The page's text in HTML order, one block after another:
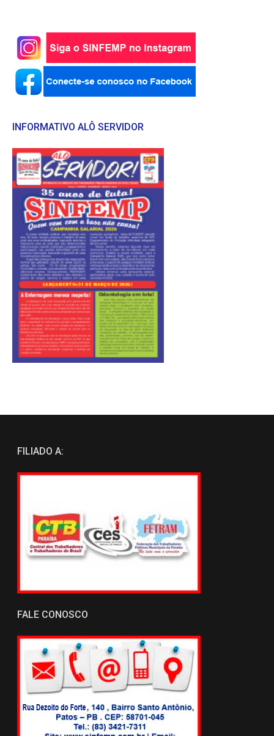
INFORMATIVO ALÔ SERVIDOR
FILIADO A:
FALE CONOSCO